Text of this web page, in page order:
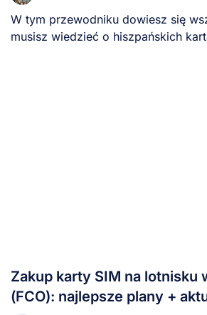
W tym przewodniku dowiesz się
musisz wiedzieć o hiszpańskich
Zakup karty SIM na lotnisku
(FCO): najlepsze plany +